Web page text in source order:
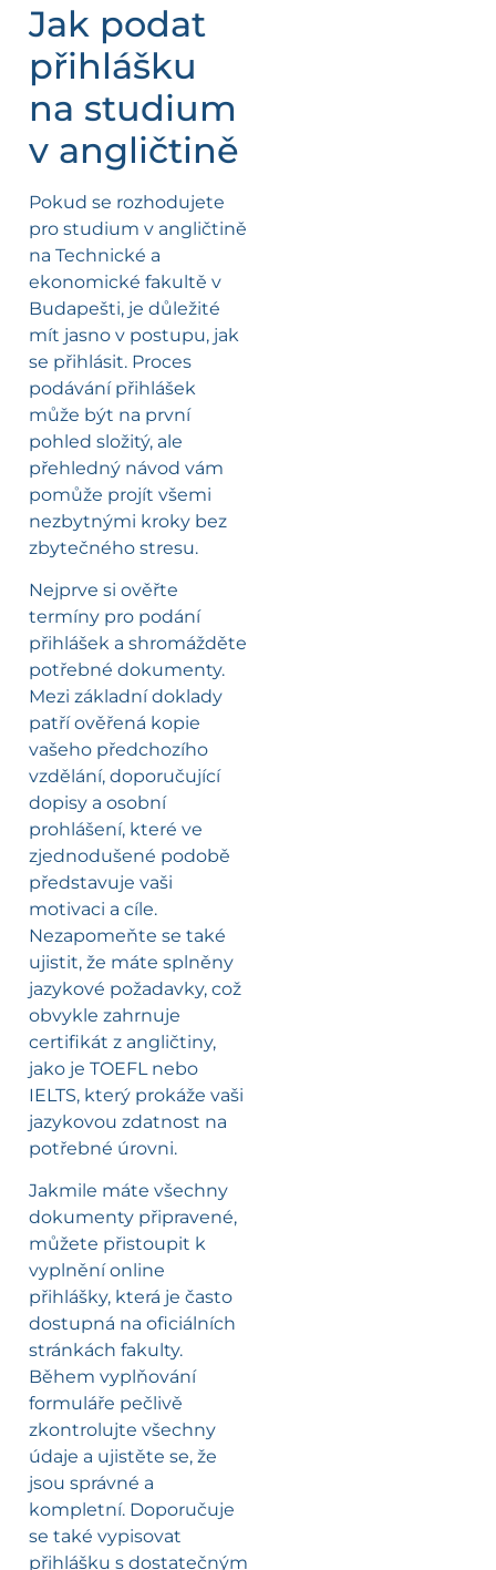
Jak podat
přihlášku
na studium
v angličtině
Pokud se rozhodujete
pro studium v angličtině
na Technické a
ekonomické fakultě v
Budapešti, je důležité
mít jasno v postupu, jak
se přihlásit. Proces
podávání přihlášek
může být na první
pohled složitý, ale
přehledný návod vám
pomůže projít všemi
nezbytnými kroky bez
zbytečného stresu.
Nejprve si ověřte
termíny pro podání
přihlášek a shromážděte
potřebné dokumenty.
Mezi základní doklady
patří ověřená kopie
vašeho předchozího
vzdělání, doporučující
dopisy a osobní
prohlášení, které ve
zjednodušené podobě
představuje vaši
motivaci a cíle.
Nezapomeňte se také
ujistit, že máte splněny
jazykové požadavky, což
obvykle zahrnuje
certifikát z angličtiny,
jako je TOEFL nebo
IELTS, který prokáže vaši
jazykovou zdatnost na
potřebné úrovni.
Jakmile máte všechny
dokumenty připravené,
můžete přistoupit k
vyplnění online
přihlášky, která je často
dostupná na oficiálních
stránkách fakulty.
Během vyplňování
formuláře pečlivě
zkontrolujte všechny
údaje a ujistěte se, že
jsou správné a
kompletní. Doporučuje
se také vypisovat
přihlášku s dostatečným